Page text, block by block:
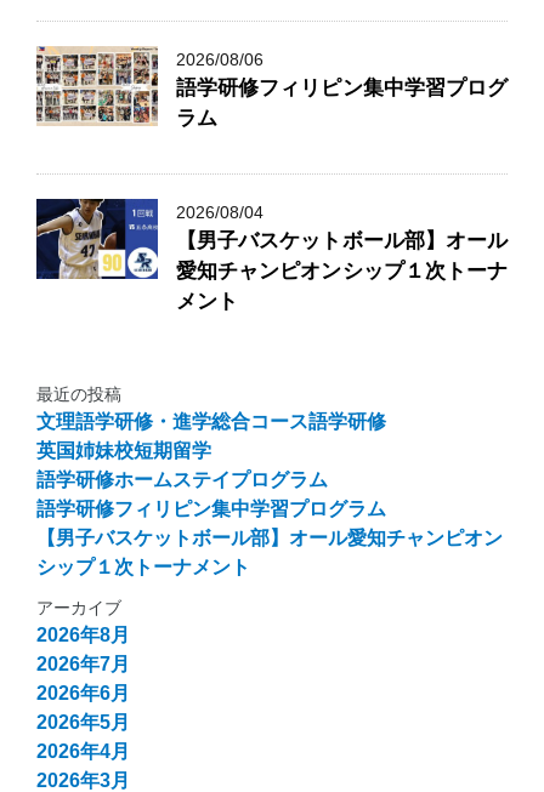
2026/08/06
語学研修フィリピン集中学習プログ
ラム
2026/08/04
【男子バスケットボール部】オール
愛知チャンピオンシップ１次トーナ
メント
最近の投稿
文理語学研修・進学総合コース語学研修
英国姉妹校短期留学
語学研修ホームステイプログラム
語学研修フィリピン集中学習プログラム
【男子バスケットボール部】オール愛知チャンピオン
シップ１次トーナメント
アーカイブ
2026年8月
2026年7月
2026年6月
2026年5月
2026年4月
2026年3月